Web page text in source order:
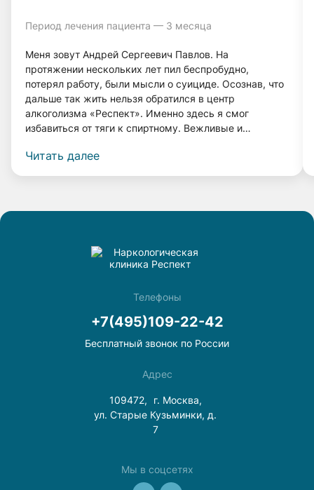
Период лечения пациента — 3 месяца
Меня зовут Андрей Сергеевич Павлов. На
протяжении нескольких лет пил беспробудно,
потерял работу, были мысли о суициде. Осознав, что
дальше так жить нельзя обратился в центр
алкоголизма «Респект». Именно здесь я смог
избавиться от тяги к спиртному. Вежливые и
мне вернуться к нормальной жизни. Прошло 4 года, и
Читать далее
Телефоны
+7(495)109-22-42
Бесплатный звонок по России
Адрес
109472,
г. Москва,
ул. Старые Кузьминки, д.
7
Мы в соцсетях